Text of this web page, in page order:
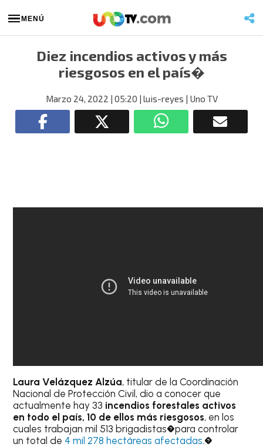
MENÚ
Diez incendios activos y más
riesgosos en el país�
Marzo 24, 2022 | 05:20 | luis-reyes | Uno TV
Laura Velázquez Alzúa, titular de la Coordinación
Nacional de Protección Civil, dio a conocer que
actualmente hay 33 incendios forestales activos
en todo el país, 10 de ellos más riesgosos, en los
cuales trabajan mil 513 brigadistas�para controlar
un total de 4 mil 278 hectáreas afectadas.�